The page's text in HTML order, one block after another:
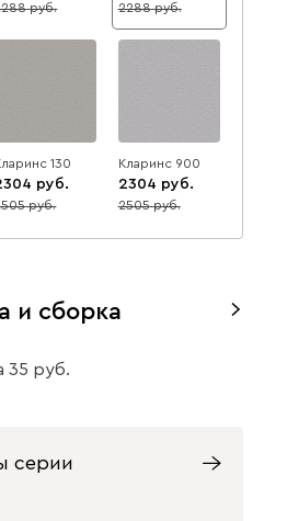
8 8
2288
130
8
Кларинс 900
2304
8
2505
и сборка
35
серии